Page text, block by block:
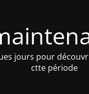
jours pour
ctte période